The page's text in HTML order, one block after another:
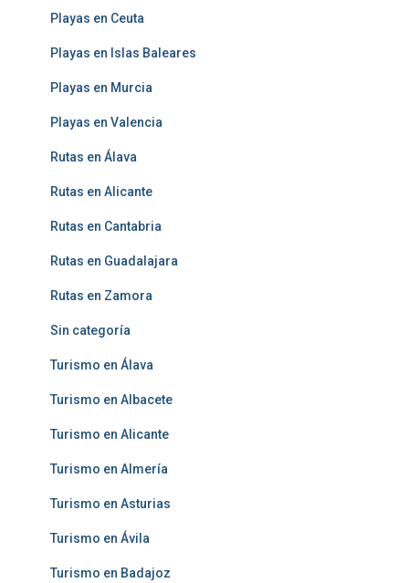
Playas en Ceuta
Playas en Islas Baleares
Playas en Murcia
Playas en Valencia
Rutas en Álava
Rutas en Alicante
Rutas en Cantabria
Rutas en Guadalajara
Rutas en Zamora
Sin categoría
Turismo en Álava
Turismo en Albacete
Turismo en Alicante
Turismo en Almería
Turismo en Asturias
Turismo en Ávila
Turismo en Badajoz